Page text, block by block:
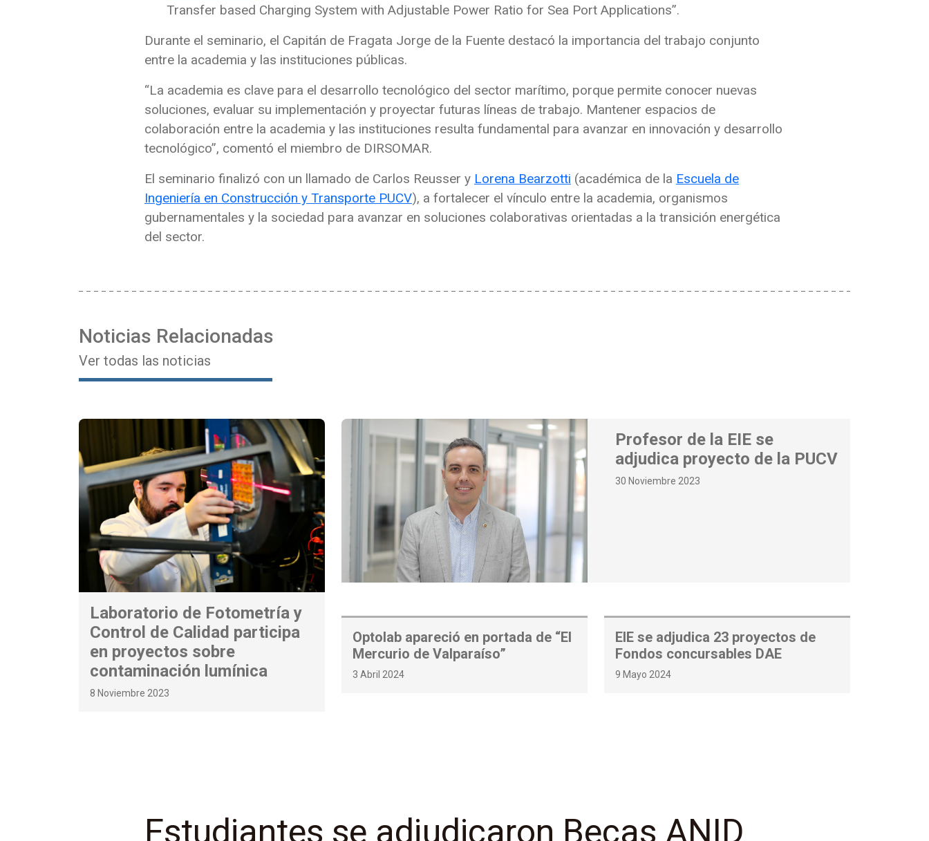
Transfer based Charging System with Adjustable Power Ratio for Sea Port Applications”.
Durante el seminario, el Capitán de Fragata Jorge de la Fuente destacó la importancia del trabajo conjunto
entre la academia y las instituciones públicas.
“La academia es clave para el desarrollo tecnológico del sector marítimo, porque permite conocer nuevas
soluciones, evaluar su implementación y proyectar futuras líneas de trabajo. Mantener espacios de
colaboración entre la academia y las instituciones resulta fundamental para avanzar en innovación y desarrollo
tecnológico”, comentó el miembro de DIRSOMAR.
El seminario finalizó con un llamado de Carlos Reusser y Lorena Bearzotti (académica de la Escuela de
Ingeniería en Construcción y Transporte PUCV), a fortalecer el vínculo entre la academia, organismos
gubernamentales y la sociedad para avanzar en soluciones colaborativas orientadas a la transición energética
del sector.
Noticias Relacionadas
Ver todas las noticias
Laboratorio de Fotometría y
Control de Calidad participa
en proyectos sobre
contaminación lumínica
8 Noviembre 2023
Profesor de la EIE se
adjudica proyecto de la PUCV
30 Noviembre 2023
Optolab apareció en portada de “El
Mercurio de Valparaíso”
3 Abril 2024
EIE se adjudica 23 proyectos de
Fondos concursables DAE
9 Mayo 2024
Estudiantes se adjudicaron Becas ANID